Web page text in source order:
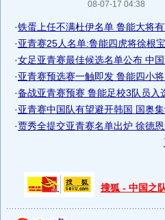
08-07-17 04:38
·铁蛋上任不满杜伊名单 鲁能大将
·亚青赛25人名单:鲁能四虎将徐根
·女足亚青赛最佳候选名单公布 中国
·亚青赛预选赛一触即发 鲁能四小将
·备战亚青赛预赛 鲁能足校3队员入
·亚青赛中国队有望避开韩国 国奥
·贾秀全提交亚青赛名单出炉 徐德
搜狐 - 中国之